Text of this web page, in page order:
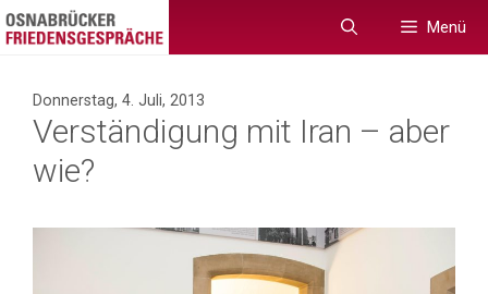
Zum
Inhalt
Menü
Donnerstag, 4. Juli, 2013
Verständigung mit Iran – aber
wie?